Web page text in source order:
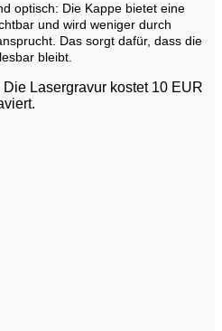
optisch: Die Kappe bietet eine
und wird weniger durch
Das sorgt dafür, dass die
bleibt.
Lasergravur kostet 10 EUR